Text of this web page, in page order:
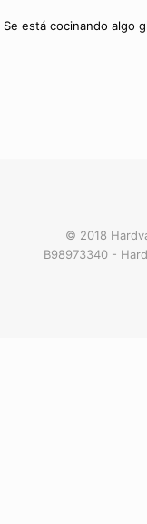
Se está cocinando algo
© 2018
B98973340 -